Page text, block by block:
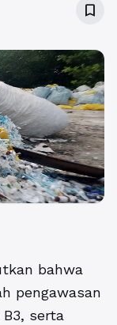
bookmark_border
bahwa
pengawasan
serta